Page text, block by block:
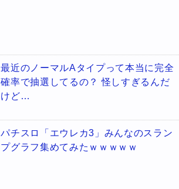
最近のノーマルAタイプって本当に完全
確率で抽選してるの？ 怪しすぎるんだ
けど…
パチスロ「エウレカ3」みんなのスラン
プグラフ集めてみたｗｗｗｗｗ